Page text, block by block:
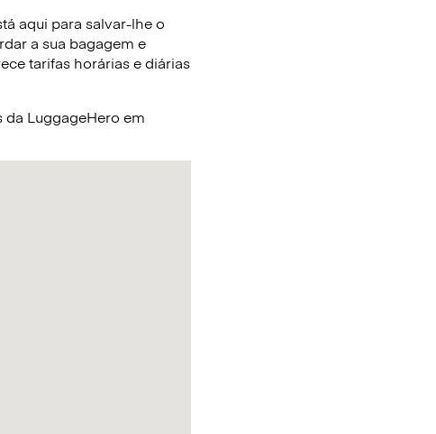
aqui para salvar-lhe o
a sua bagagem e
tarifas horárias e diárias
LuggageHero em